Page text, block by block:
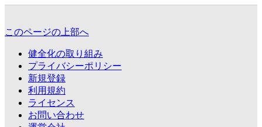
このページの上部へ
健全化の取り組み
プライバシーポリシー
新規登録
利用規約
ライセンス
お問い合わせ